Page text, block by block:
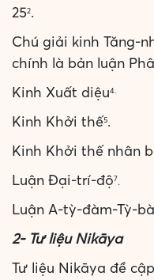
252.
Chú giải kinh Tăng-
chính là bản luận
Kinh Xuất diệu4.
Kinh Khởi thế5.
Kinh Khởi thế nhân
Luận Đại-trí-độ7.
Luận A-tỳ-đàm-Tỳ-
2- Tư liệu Nikāya
Tư liệu Nikāya đề